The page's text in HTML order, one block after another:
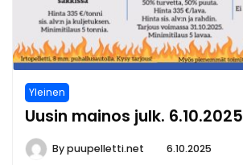
Yleinen
Uusin mainos julk. 6.10.2025
Bypuupelletti.net 6.10.2025